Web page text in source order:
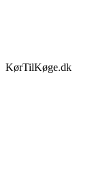
KørTilKøge.dk